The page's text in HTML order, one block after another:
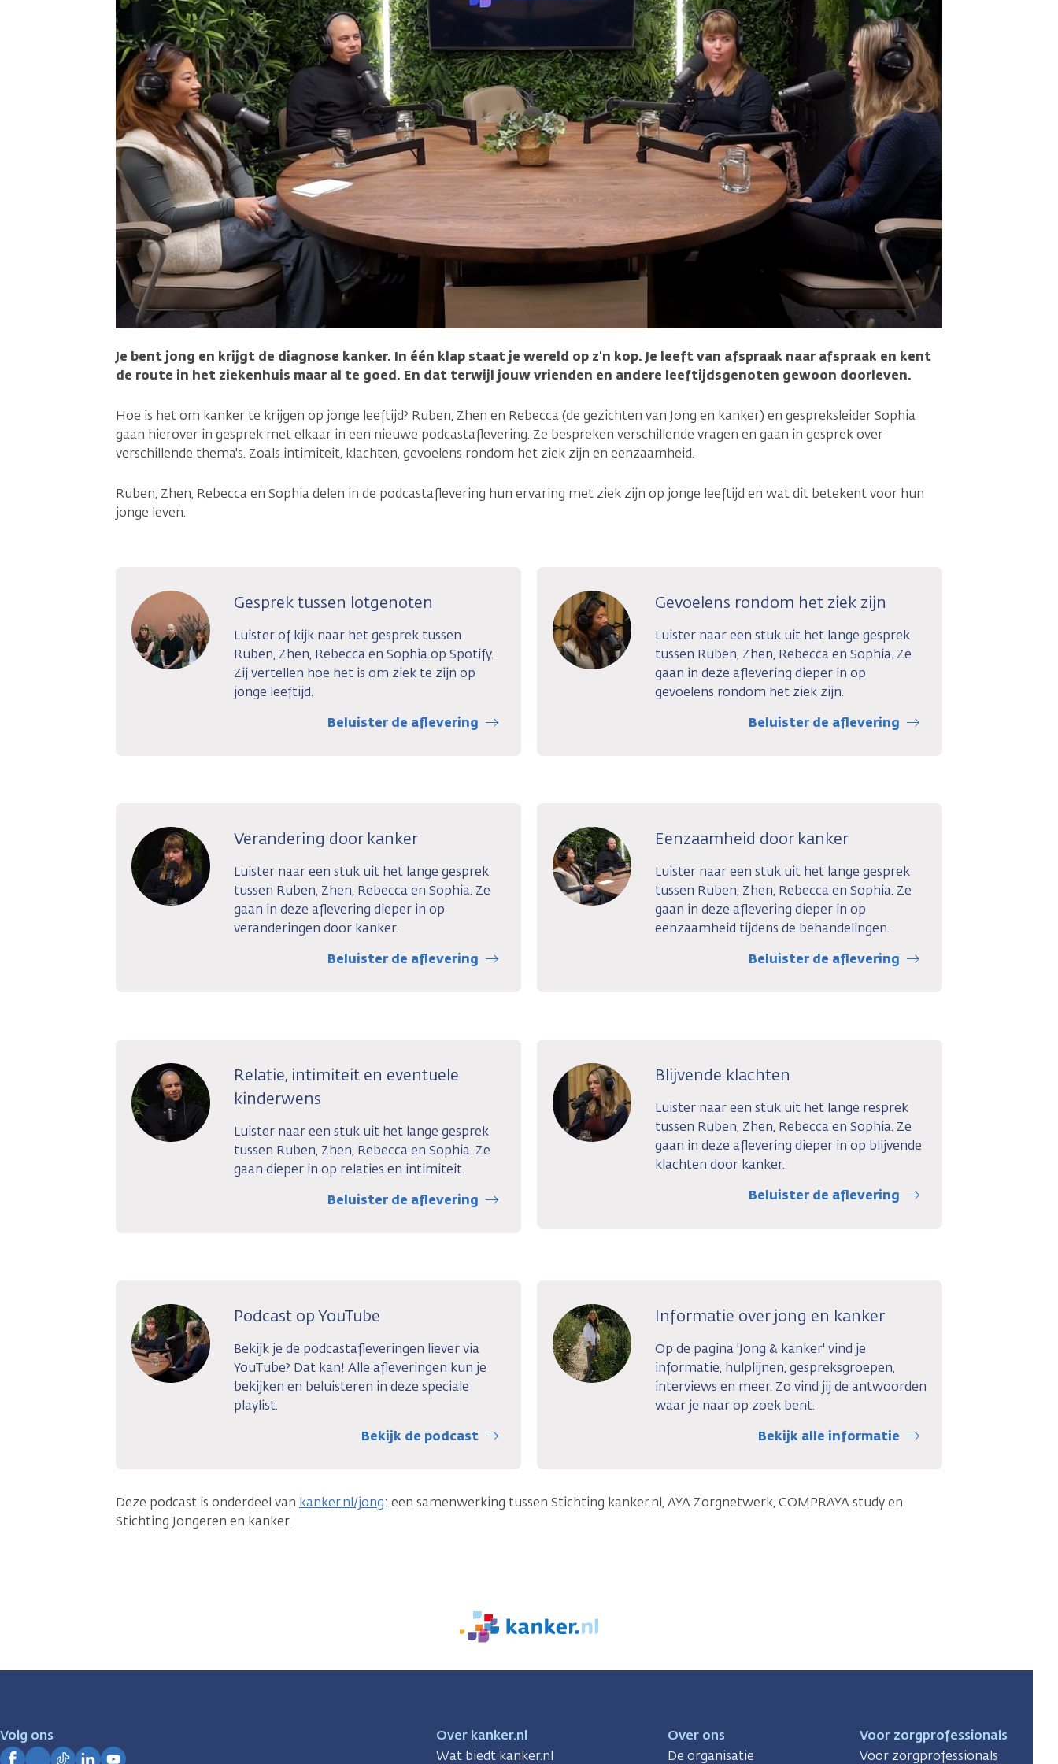
Je bent jong en krijgt de diagnose kanker. In één klap staat je wereld op z'n kop. Je leeft van afspraak naar afspraak en kent
de route in het ziekenhuis maar al te goed. En dat terwijl jouw vrienden en andere leeftijdsgenoten gewoon doorleven.
Hoe is het om kanker te krijgen op jonge leeftijd? Ruben, Zhen en Rebecca (de gezichten van Jong en kanker) en gespreksleider Sophia
gaan hierover in gesprek met elkaar in een nieuwe podcastaflevering. Ze bespreken verschillende vragen en gaan in gesprek over
verschillende thema's. Zoals intimiteit, klachten, gevoelens rondom het ziek zijn en eenzaamheid.
Ruben, Zhen, Rebecca en Sophia delen in de podcastaflevering hun ervaring met ziek zijn op jonge leeftijd en wat dit betekent voor hun
jonge leven.
Gesprek tussen lotgenoten
Luister of kijk naar het gesprek tussen
Ruben, Zhen, Rebecca en Sophia op Spotify.
Zij vertellen hoe het is om ziek te zijn op
jonge leeftijd.
Beluister de aflevering
Gevoelens rondom het ziek zijn
Luister naar een stuk uit het lange gesprek
tussen Ruben, Zhen, Rebecca en Sophia. Ze
gaan in deze aflevering dieper in op
gevoelens rondom het ziek zijn.
Beluister de aflevering
Verandering door kanker
Luister naar een stuk uit het lange gesprek
tussen Ruben, Zhen, Rebecca en Sophia. Ze
gaan in deze aflevering dieper in op
veranderingen door kanker.
Beluister de aflevering
Eenzaamheid door kanker
Luister naar een stuk uit het lange gesprek
tussen Ruben, Zhen, Rebecca en Sophia. Ze
gaan in deze aflevering dieper in op
eenzaamheid tijdens de behandelingen.
Beluister de aflevering
Relatie, intimiteit en eventuele
kinderwens
Luister naar een stuk uit het lange gesprek
tussen Ruben, Zhen, Rebecca en Sophia. Ze
gaan dieper in op relaties en intimiteit.
Beluister de aflevering
Blijvende klachten
Luister naar een stuk uit het lange resprek
tussen Ruben, Zhen, Rebecca en Sophia. Ze
gaan in deze aflevering dieper in op blijvende
klachten door kanker.
Beluister de aflevering
Podcast op YouTube
Bekijk je de podcastafleveringen liever via
YouTube? Dat kan! Alle afleveringen kun je
bekijken en beluisteren in deze speciale
playlist.
Bekijk de podcast
Informatie over jong en kanker
Op de pagina 'Jong & kanker' vind je
informatie, hulplijnen, gespreksgroepen,
interviews en meer. Zo vind jij de antwoorden
waar je naar op zoek bent.
Bekijk alle informatie
Deze podcast is onderdeel van kanker.nl/jong: een samenwerking tussen Stichting kanker.nl, AYA Zorgnetwerk, COMPRAYA study en
Stichting Jongeren en kanker.
We
er
Volg ons
Over kanker.nl
Wat biedt kanker.nl
Over ons
De organisatie
Voor zorgprofessionals
Voor zorgprofessionals